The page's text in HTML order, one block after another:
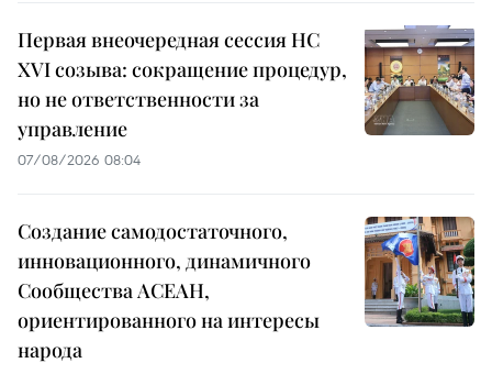
Первая внеочередная сессия НС
XVI созыва: сокращение процедур,
но не ответственности за
управление
07/08/2026 08:04
Создание самодостаточного,
инновационного, динамичного
Сообщества АСЕАН,
ориентированного на интересы
народа